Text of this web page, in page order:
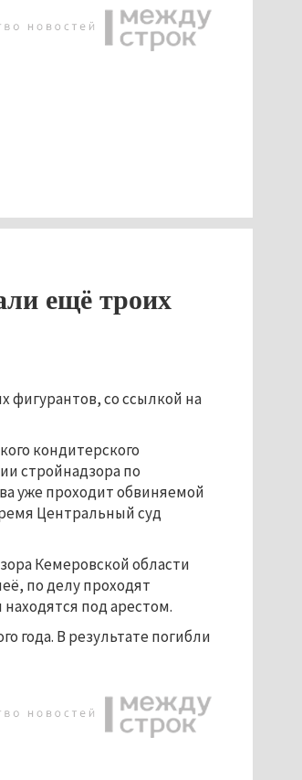
ещё троих
фигурантов, со ссылкой на
кондитерского
стройнадзора по
уже проходит обвиняемой
Центральный суд
Кемеровской области
по делу проходят
под арестом.
года. В результате погибли